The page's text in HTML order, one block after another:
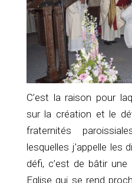
C’est la raison pour
sur la création et le
fraternités
lesquelles j’appelle les
défi, c’est de bâtir
Eglise qui se rend